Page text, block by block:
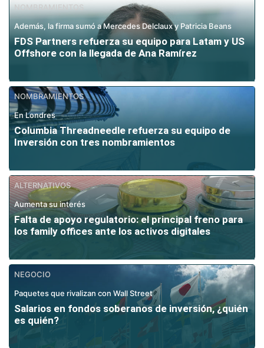
NOMBRAMIENTOS
Además, la firma sumó a Mercedes Delclaux y Patricia Beans
FDS Partners refuerza su equipo para Latam y US
Offshore con la llegada de Ana Ramírez
NOMBRAMIENTOS
En Londres
Columbia Threadneedle refuerza su equipo de
Inversión con tres nombramientos
ALTERNATIVOS
Aumenta su interés
Falta de apoyo regulatorio: el principal freno para
los family offices ante los activos digitales
NEGOCIO
Paquetes que rivalizan con Wall Street
Salarios en fondos soberanos de inversión, ¿quién
es quién?